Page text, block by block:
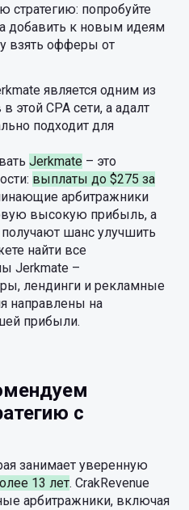
стратегию: попробуйте
добавить к новым идеям
взять офферы от
является одним из
CPA сети, а адалт
подходит для
Jerkmate – это
выплаты до $275 за
арбитражники
высокую прибыль, а
шанс улучшить
найти все
Jerkmate –
лендинги и рекламные
направлены на
прибыли.
с
занимает уверенную
13 лет. CrakRevenue
арбитражники, включая